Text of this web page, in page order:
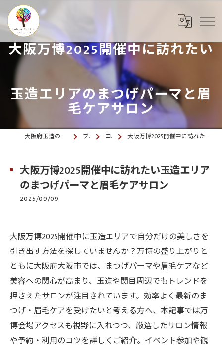
大阪万博2025開催中に訪れたい
玉造エリアのまつげパーマと眉
毛ケアサロン
大阪府玉造のマツエクならcolette. 玉造 ブログ コラム 大阪万博2025開催中に訪れたい玉造エリアのまつげパーマと眉毛ケアサロン
大阪万博2025開催中に訪れたい玉造エリア
のまつげパーマと眉毛ケアサロン
2025/09/09
大阪万博2025開催中に玉造エリアで自分だけの美しさを
引き出す方法を探していませんか？万博の盛り上がりと
ともに大阪府大阪市では、まつげパーマや眉毛ケアなど
美容への関心が高まり、玉造や関目周辺でもトレンドを
押さえたサロンが注目されています。効率よく最新のま
つげ・眉毛ケアを受けたいと考える方へ、本記事では万
博会場アクセスも視野に入れつつ、厳選したサロン情報
や予約・利用のコツを詳しくご紹介。イベント参加や観